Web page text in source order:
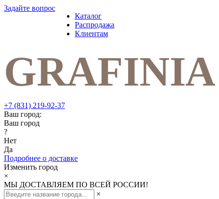
Задайте вопрос
Каталог
Распродажа
Клиентам
+7 (831) 219-92-37
Ваш город:
Ваш город
?
Нет
Да
Подробнее о доставке
Изменить город
×
МЫ ДОСТАВЛЯЕМ ПО ВСЕЙ РОССИИ!
×